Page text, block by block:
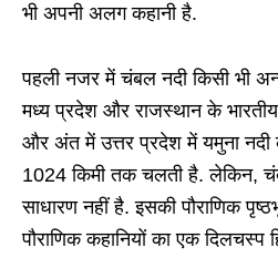
भी अपनी अलग कहानी है.
पहली नजर में चंबल नदी किसी भी
मध्य प्रदेश और राजस्थान के भारतीय
और अंत में उत्तर प्रदेश में यमुना
1024 किमी तक चलती है. लेकिन,
साधारण नहीं है. इसकी पौराणिक
पौराणिक कहानियों का एक दिलचस्प